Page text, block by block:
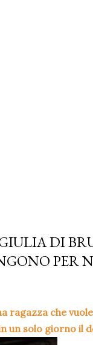
DI
PER
ragazza che
un solo giorno il